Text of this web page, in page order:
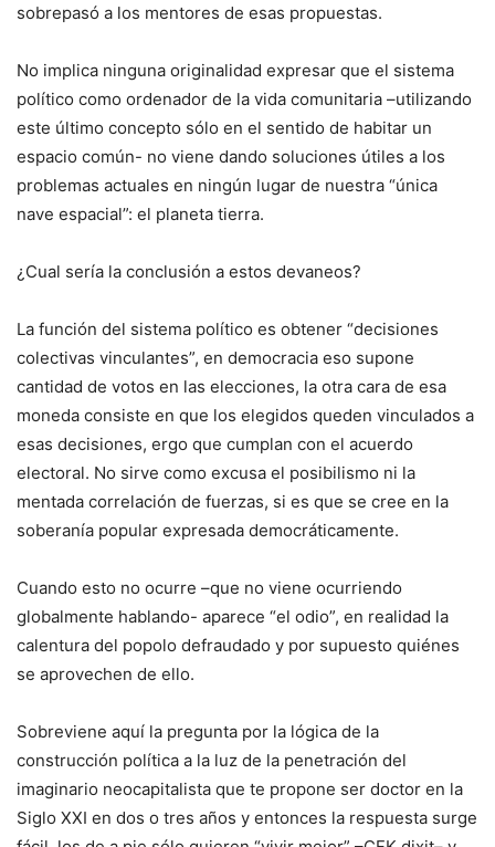
sobrepasó a los mentores de esas propuestas.
No implica ninguna originalidad expresar que el sistema
político como ordenador de la vida comunitaria –utilizando
este último concepto sólo en el sentido de habitar un
espacio común- no viene dando soluciones útiles a los
problemas actuales en ningún lugar de nuestra “única
nave espacial”: el planeta tierra.
¿Cual sería la conclusión a estos devaneos?
La función del sistema político es obtener “decisiones
colectivas vinculantes”, en democracia eso supone
cantidad de votos en las elecciones, la otra cara de esa
moneda consiste en que los elegidos queden vinculados a
esas decisiones, ergo que cumplan con el acuerdo
electoral. No sirve como excusa el posibilismo ni la
mentada correlación de fuerzas, si es que se cree en la
soberanía popular expresada democráticamente.
Cuando esto no ocurre –que no viene ocurriendo
globalmente hablando- aparece “el odio”, en realidad la
calentura del popolo defraudado y por supuesto quiénes
se aprovechen de ello.
Sobreviene aquí la pregunta por la lógica de la
construcción política a la luz de la penetración del
imaginario neocapitalista que te propone ser doctor en la
Siglo XXI en dos o tres años y entonces la respuesta surge